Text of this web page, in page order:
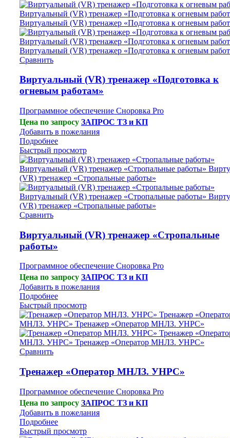
Сравнить
Виртуальный (VR) тренажер «Подготовка к
огневым работам»
Программное обеспечение Сноровка Pro
Цена по запросуЗАПРОС ТЗ и КП
Добавить в пожелания
Подробнее
Быстрый просмотр
Сравнить
Виртуальный (VR) тренажер «Стропальные
работы»
Программное обеспечение Сноровка Pro
Цена по запросуЗАПРОС ТЗ и КП
Добавить в пожелания
Подробнее
Быстрый просмотр
Сравнить
Тренажер «Оператор МНЛЗ. УНРС»
Программное обеспечение Сноровка Pro
Цена по запросуЗАПРОС ТЗ и КП
Добавить в пожелания
Подробнее
Быстрый просмотр